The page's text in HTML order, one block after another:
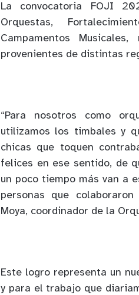
La convocatoria FOJI
Orquestas,
Campamentos
provenientes de distintas
“Para nosotros como
utilizamos los timbales y
chicas que toquen
felices en ese sentido, de
un poco tiempo más van a
personas que
Moya, coordinador de la
Este logro representa un
y para el trabajo que